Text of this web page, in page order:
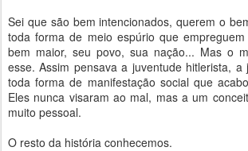
Sei que são bem intencionados, querem o
toda forma de meio espúrio que
bem maior, seu povo, sua nação... Mas o
esse. Assim pensava a juventude hitlerista, a
toda forma de manifestação social que
Eles nunca visaram ao mal, mas a um
muito pessoal.
O resto da história conhecemos.